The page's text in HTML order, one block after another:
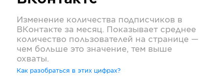
Изменение количества подписчиков в
ВКонтакте за месяц. Показывает среднее
количество пользователей на странице —
чем больше это значение, тем выше
охваты.
Как разобраться в этих цифрах?